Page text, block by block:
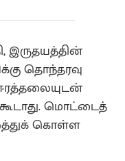
இருதயத்தின்
தொந்தரவு
மொட்டைத்
கொள்ள